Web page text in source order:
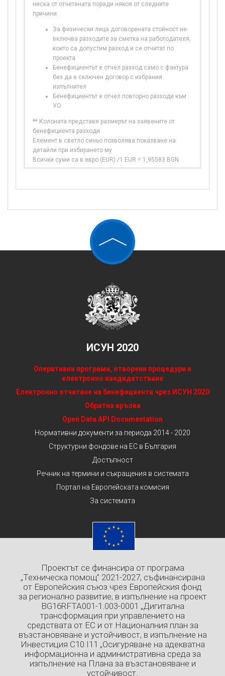
ниска от отчетената поради някоя от следните
причини:
За физически лица договорената стойност не
включва разходите за сметка на работодателя,
които са допустим разход и се отчитат по
проекта
Бенефициентът е отчел разход само с фактура
без да е сключен договор с избрания
изпълнител
Бенефициентът е отчел повторно разходи към
УО
** Колоната представя размерът на заявените от
бенефициента разходи
Елемент в светло синьо позволява показване на
детайли при избирането му
Всички суми са в евро (EUR) /1 EUR = 1,95583 BGN
ИСУН 2020
Оперативни програми, отворени процедури и
електронно кандидатстване
Електронно отчитане на бенефициенти чрез ИСУН 2020
Обратна връзка
Open Data API Documentation
Нормативни документи за периода 2014 - 2020
Структурни фондове на ЕС в България
Достъпност
Речник на термини и съкращения в системата
Портал на Европейската комисия
За системата
Проектът се финансира от програма
„Техническа помощ” 2021-2027, съфинансирана
от Европейския съюз чрез Европейския фонд
за регионално развитие, в изпълнение на проект
BG16RFTA001-1.003-0001 „Дигитална
трансформация при управлението на
средствата от ЕС и от Националния план за
възстановяване и устойчивост, в изпълнение на
Инвестиция C10.I11 „Осигуряване на адекватна
информационна и административна среда за
изпълнение на Плана за възстановяване и
устойчивост.